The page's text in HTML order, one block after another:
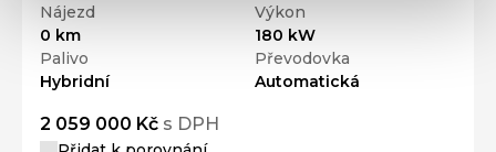
Nájezd
0 km
Výkon
180 kW
Palivo
Hybridní
Převodovka
Automatická
2 059 000 Kč s DPH